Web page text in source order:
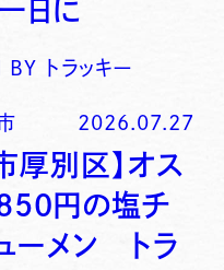
日に
BY トラッキー
2026.07.27
厚別区】オス
円の塩チ
ーメン トラ